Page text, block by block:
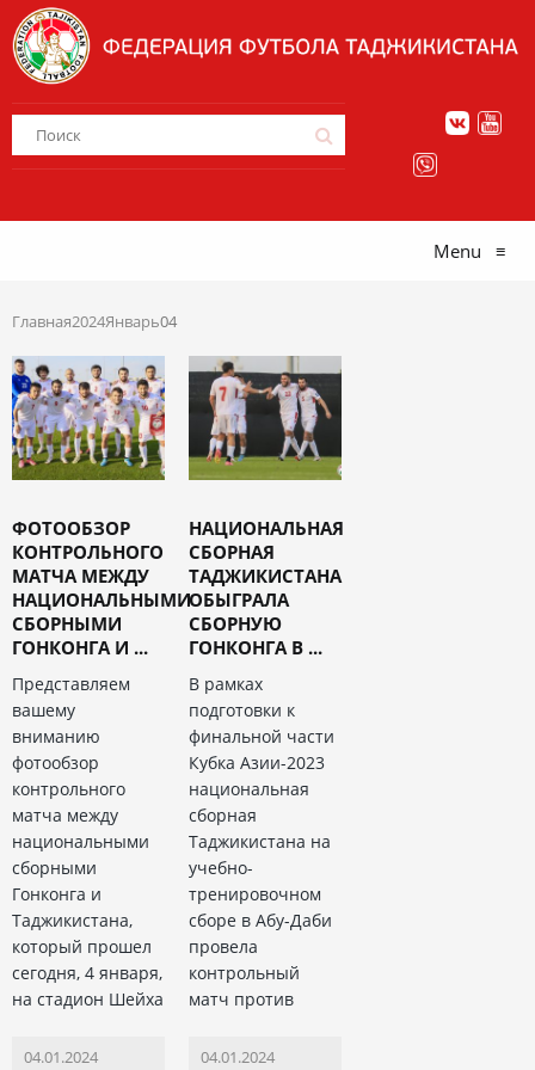
Menu ≡
Главная2024Январь04
ФОТООБЗОР
КОНТРОЛЬНОГО
МАТЧА МЕЖДУ
НАЦИОНАЛЬНЫМИ
СБОРНЫМИ
ГОНКОНГА И ...
Представляем
вашему
вниманию
фотообзор
контрольного
матча между
национальными
сборными
Гонконга и
Таджикистана,
который прошел
сегодня, 4 января,
на стадион Шейха
04.01.2024
НАЦИОНАЛЬНАЯ
СБОРНАЯ
ТАДЖИКИСТАНА
ОБЫГРАЛА
СБОРНУЮ
ГОНКОНГА В ...
В рамках
подготовки к
финальной части
Кубка Азии-2023
национальная
сборная
Таджикистана на
учебно-
тренировочном
сборе в Абу-Даби
провела
контрольный
матч против
04.01.2024